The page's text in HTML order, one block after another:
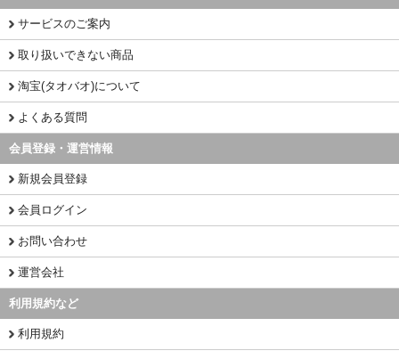
サービスのご案内
取り扱いできない商品
淘宝(タオバオ)について
よくある質問
会員登録・運営情報
新規会員登録
会員ログイン
お問い合わせ
運営会社
利用規約など
利用規約